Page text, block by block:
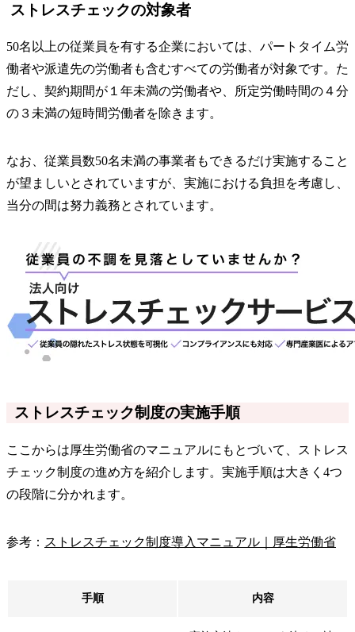
ストレスチェックの対象者
50名以上の従業員を有する企業においては、パートタイム労
働者や派遣先の労働者も含むすべての労働者が対象です。た
だし、契約期間が１年未満の労働者や、所定労働時間の４分
の３未満の短時間労働者を除きます。
なお、従業員数50名未満の事業者もできるだけ実施すること
が望ましいとされていますが、実施における負担を考慮し、
当分の間は努力義務とされています。
ストレスチェック制度の実施手順
ここからは厚生労働省のマニュアルにもとづいて、ストレス
チェック制度の進め方を紹介します。実施手順は大きく4つ
の段階に分かれます。
参考： ストレスチェック制度導入マニュアル｜厚生労働省
手順 内容